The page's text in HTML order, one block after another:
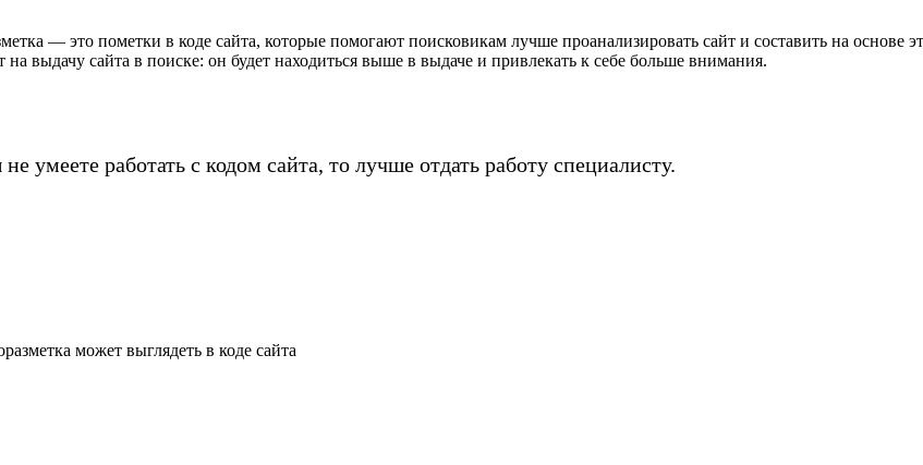
— это пометки в коде сайта, которые помогают поисковикам лучше проанализировать сайт и составить на основе
на выдачу сайта в поиске: он будет находиться выше в выдаче и привлекать к себе больше внимания.
умеете работать с кодом сайта, то лучше отдать работу специалисту.
может выглядеть в коде сайта